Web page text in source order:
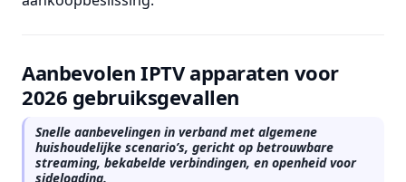
Aanbevolen IPTV apparaten voor
2026 gebruiksgevallen
Snelle aanbevelingen in verband met algemene
huishoudelijke scenario’s, gericht op betrouwbare
streaming, bekabelde verbindingen, en openheid voor
sideloading.